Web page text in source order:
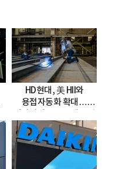
HD현대, 美 HII와
용접자동화 확대…
도입